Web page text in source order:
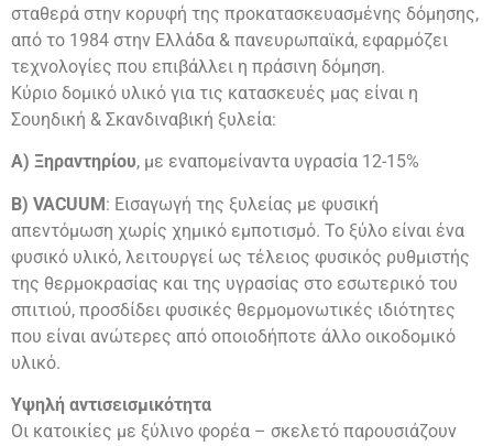
σταθερά στην κορυφή της προκατασκευασμένης δόμησης,
από το 1984 στην Ελλάδα & πανευρωπαϊκά, εφαρμόζει
τεχνολογίες που επιβάλλει η πράσινη δόμηση.
Κύριο δομικό υλικό για τις κατασκευές μας είναι η
Σουηδική & Σκανδιναβική ξυλεία:
Α) Ξηραντηρίου, με εναπομείναντα υγρασία 12-15%
Β) VACUUM: Εισαγωγή της ξυλείας με φυσική
απεντόμωση χωρίς χημικό εμποτισμό. Το ξύλο είναι ένα
φυσικό υλικό, λειτουργεί ως τέλειος φυσικός ρυθμιστής
της θερμοκρασίας και της υγρασίας στο εσωτερικό του
σπιτιού, προσδίδει φυσικές θερμομονωτικές ιδιότητες
που είναι ανώτερες από οποιοδήποτε άλλο οικοδομικό
υλικό.
Υψηλή αντισεισμικότητα
Οι κατοικίες με ξύλινο φορέα – σκελετό παρουσιάζουν